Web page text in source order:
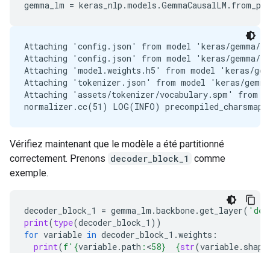
gemma_lm = keras_nlp .models .GemmaCausalLM .
Attaching 'config.json' from model 'keras/gemma/
Attaching 'config.json' from model 'keras/gemma/
Attaching 'model.weights.h5' from model 'keras/
Attaching 'tokenizer.json' from model 'keras/
Attaching 'assets/tokenizer/vocabulary.spm' from
Vérifiez maintenant que le modèle a été partitionné
correctement. Prenons decoder_block_1 comme
exemple.
decoder_block_1 = gemma_lm .backbone.get_layer(
print(type(decoder_block_1 ))
for variable in decoder_block_1 .weights :
print(f' {variable.path : <58} {str(variable. shape